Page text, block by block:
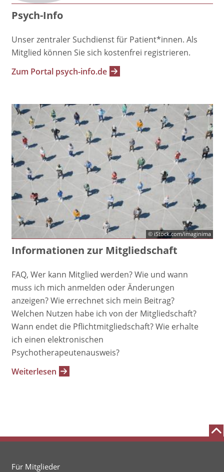
Psych-Info
Unser zentraler Suchdienst für Patient*innen. Als
Mitglied können Sie sich kostenfrei registrieren.
Zum Portal psych-info.de
© iStock.com/imaginima
Informationen zur Mitgliedschaft
FAQ, Wer kann Mitglied werden? Wie und wann
muss ich mich anmelden oder Änderungen
anzeigen? Wie errechnet sich mein Beitrag?
Welchen Nutzen habe ich von der Mitgliedschaft?
Wann endet die Pflichtmitgliedschaft? Wie erhalte
ich einen elektronischen
Psychotherapeutenausweis?
Weiterlesen
Für Mitglieder